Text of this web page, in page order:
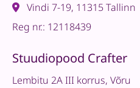
Vindi 7-19, 11315 Tallinn
Reg nr.: 12118439
Stuudiopood Crafter
Lembitu 2A III korrus, Võru